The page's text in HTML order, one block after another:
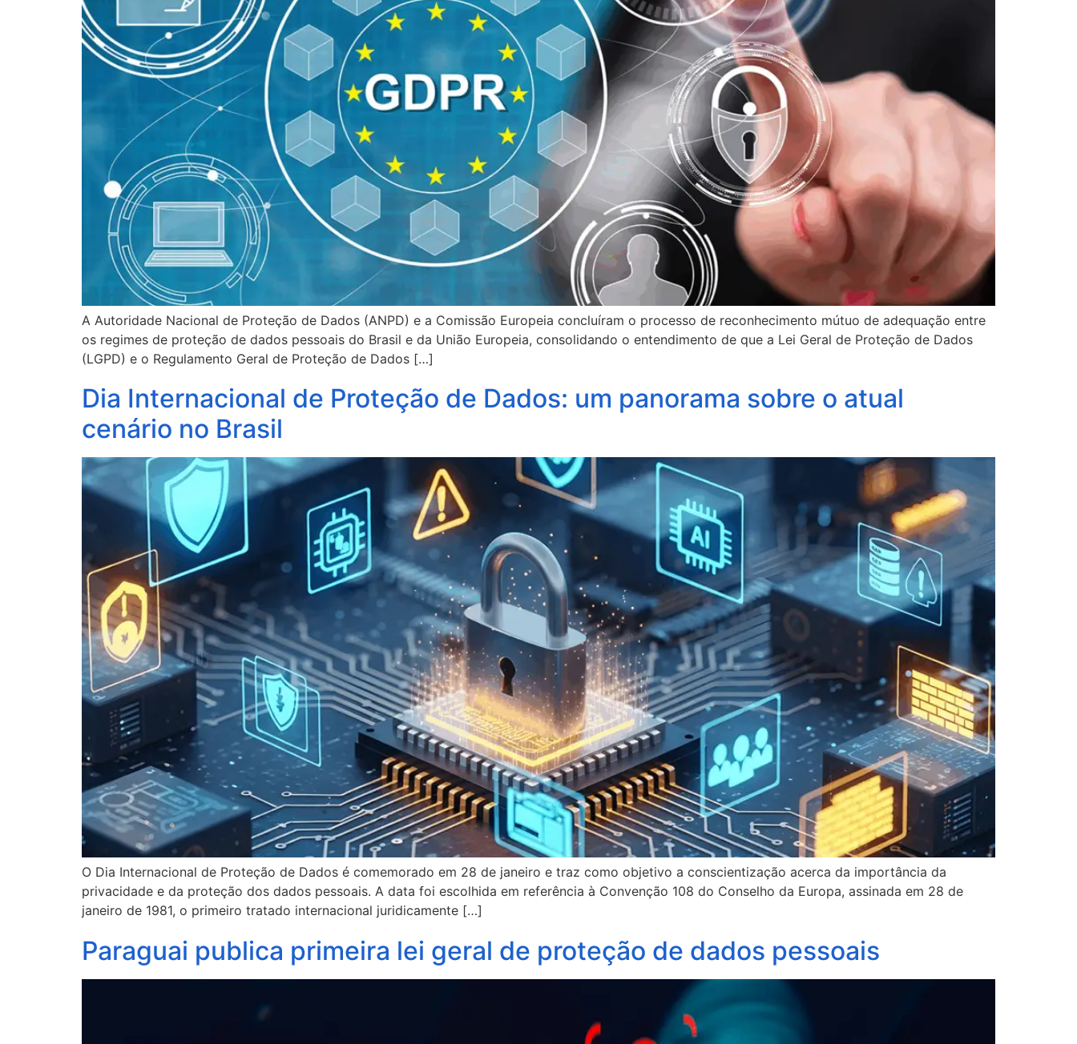
A Autoridade Nacional de Proteção de Dados (ANPD) e a Comissão Europeia concluíram o processo de reconhecimento mútuo de adequação entre
os regimes de proteção de dados pessoais do Brasil e da União Europeia, consolidando o entendimento de que a Lei Geral de Proteção de Dados
(LGPD) e o Regulamento Geral de Proteção de Dados […]
Dia Internacional de Proteção de Dados: um panorama sobre o atual
cenário no Brasil
O Dia Internacional de Proteção de Dados é comemorado em 28 de janeiro e traz como objetivo a conscientização acerca da importância da
privacidade e da proteção dos dados pessoais. A data foi escolhida em referência à Convenção 108 do Conselho da Europa, assinada em 28 de
janeiro de 1981, o primeiro tratado internacional juridicamente […]
Paraguai publica primeira lei geral de proteção de dados pessoais